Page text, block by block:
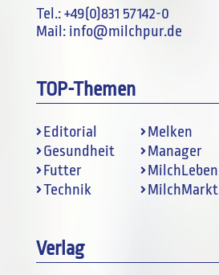
Tel.:+49(0)831 57142-0
Mail: info@milchpur.de
TOP-Themen
Editorial
Gesundheit
Futter
Technik
Melken
Manager
MilchLeben
MilchMarkt
Verlag